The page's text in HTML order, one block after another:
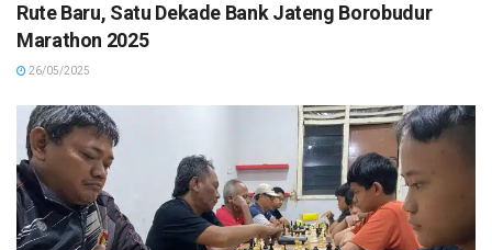
Rute Baru, Satu Dekade Bank Jateng Borobudur
Marathon 2025
26/05/2025